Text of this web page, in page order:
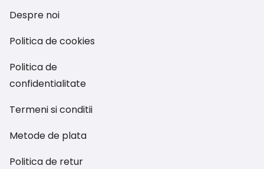
Despre noi
Politica de cookies
Politica de
confidentialitate
Termeni si conditii
Metode de plata
Politica de retur